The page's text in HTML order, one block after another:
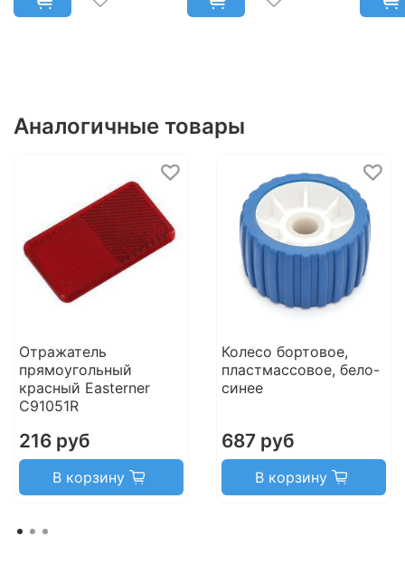
Аналогичные товары
Отражатель
прямоугольный
красный Easterner
C91051R
216 руб
В корзину
Колесо бортовое,
пластмассовое, бело-
синее
687 руб
В корзину